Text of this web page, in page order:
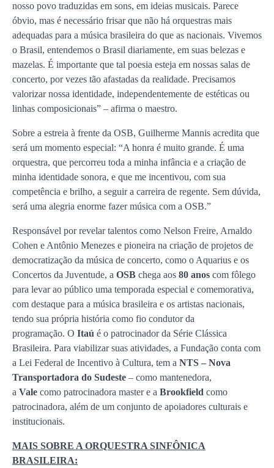
nosso povo traduzidas em sons, em ideias musicais. Parece
óbvio, mas é necessário frisar que não há orquestras mais
adequadas para a música brasileira do que as nacionais. Vivemos
o Brasil, entendemos o Brasil diariamente, em suas belezas e
mazelas. É importante que tal poesia esteja em nossas salas de
concerto, por vezes tão afastadas da realidade. Precisamos
valorizar nossa identidade, independentemente de estéticas ou
linhas composicionais” – afirma o maestro.
Sobre a estreia à frente da OSB, Guilherme Mannis acredita que
será um momento especial: “A honra é muito grande. É uma
orquestra, que percorreu toda a minha infância e a criação de
minha identidade sonora, e que me incentivou, com sua
competência e brilho, a seguir a carreira de regente. Sem dúvida,
será uma alegria enorme fazer música com a OSB.”
Responsável por revelar talentos como Nelson Freire, Arnaldo
Cohen e Antônio Menezes e pioneira na criação de projetos de
democratização da música de concerto, como o Aquarius e os
Concertos da Juventude, a OSB chega aos 80 anos com fôlego
para levar ao público uma temporada especial e comemorativa,
com destaque para a música brasileira e os artistas nacionais,
tendo sua própria história como fio condutor da
programação. O Itaú é o patrocinador da Série Clássica
Brasileira. Para viabilizar suas atividades, a Fundação conta com
a Lei Federal de Incentivo à Cultura, tem a NTS – Nova
Transportadora do Sudeste – como mantenedora,
a Vale como patrocinadora master e a Brookfield como
patrocinadora, além de um conjunto de apoiadores culturais e
institucionais.
MAIS SOBRE A ORQUESTRA SINFÔNICA
BRASILEIRA: